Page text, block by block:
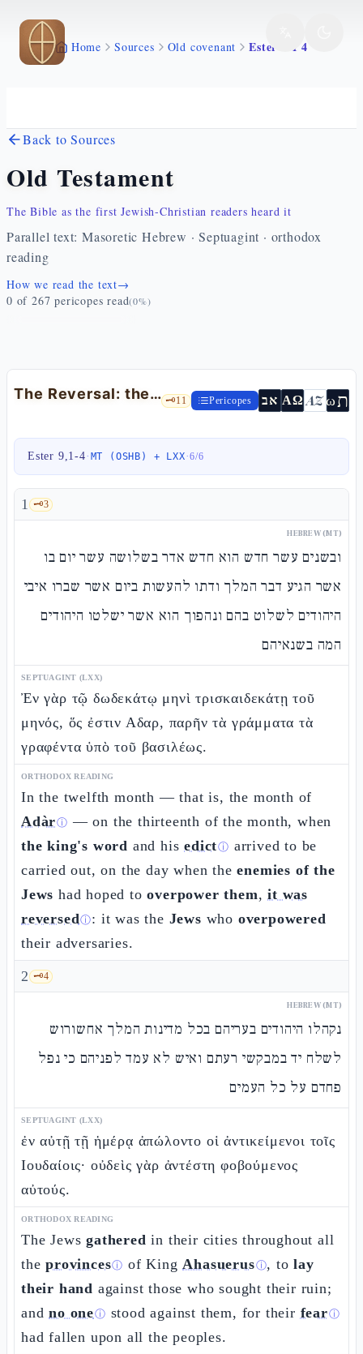
Skip to main content
Home Sources Old covenant Ester 9 1 4
Back to Sources
Old Testament
The Bible as the first Jewish-Christian readers heard it
Parallel text: Masoretic Hebrew · Septuagint · orthodox
reading
How we read the text→
0 of 267 pericopes read(0%)
The Reversal: the Day of the Decree is Overturned 🗝️11 Pericopes אב ΑΩ AZωת
Ester 9,1-4· MT (OSHB) + LXX·6/6
1 🗝️3
HEBREW (MT)
ובשנים עשר חדש הוא חדש אדר בשלושה עשר יום בו
אשר הגיע דבר המלך ודתו להעשות ביום אשר שברו איבי
היהודים לשלוט בהם ונהפוך הוא אשר ישלטו היהודים
המה בשנאיהם
SEPTUAGINT (LXX)
Ἐν γὰρ τῷ δωδεκάτῳ μηνὶ τρισκαιδεκάτῃ τοῦ
μηνός, ὅς ἐστιν Αδαρ, παρῆν τὰ γράμματα τὰ
γραφέντα ὑπὸ τοῦ βασιλέως.
ORTHODOX READING
In the twelfth month — that is, the month of
Adàrⓘ — on the thirteenth of the month, when
the king's word and hisedictⓘ arrived to be
carried out, on the day when theenemies of the
Jews had hoped tooverpower them,it was
reversedⓘ: it was the Jews who overpowered
their adversaries.
2 🗝️4
HEBREW (MT)
נקהלו היהודים בעריהם בכל מדינות המלך אחשורוש
לשלח יד במבקשי רעתם ואיש לא עמד לפניהם כי נפל
פחדם על כל העמים
SEPTUAGINT (LXX)
ἐν αὐτῇ τῇ ἡμέρᾳ ἀπώλοντο οἱ ἀντικείμενοι τοῖς
Ιουδαίοις· οὐδεὶς γὰρ ἀντέστη φοβούμενος
αὐτούς.
ORTHODOX READING
The Jewsgathered in their cities throughout all
theprovincesⓘ of KingAhasuerusⓘ, tolay
their hand against those who sought their ruin;
andno oneⓘ stood against them, for their fearⓘ
had fallen upon all the peoples.